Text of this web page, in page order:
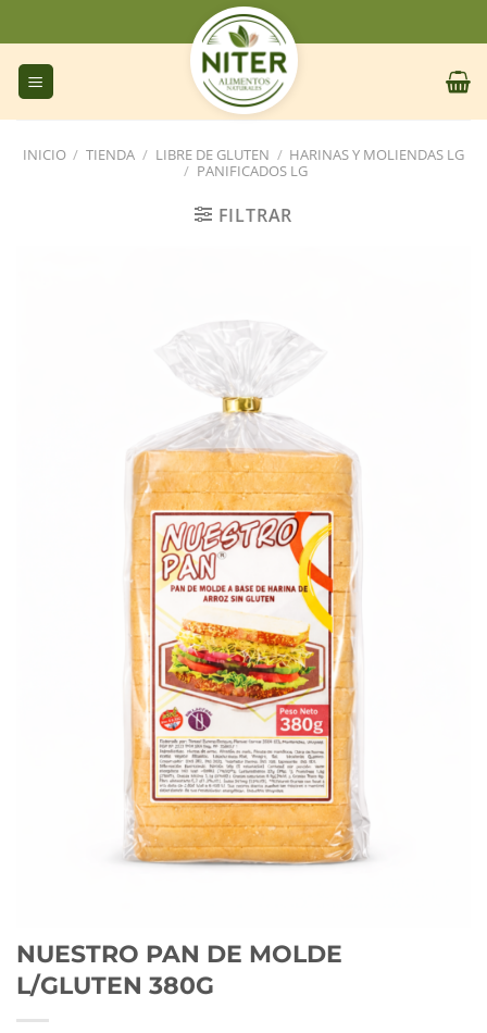
al
contenido
INICIO / TIENDA / LIBRE DE GLUTEN / HARINAS Y MOLIENDAS LG
/ PANIFICADOS LG
FILTRAR
NUESTRO PAN DE MOLDE
L/GLUTEN 380G